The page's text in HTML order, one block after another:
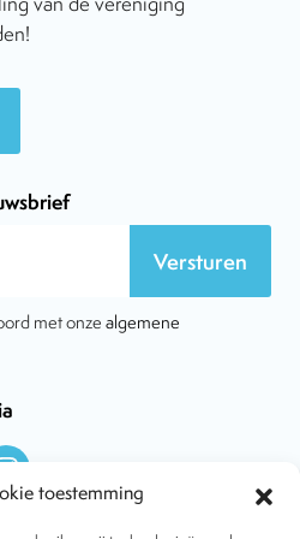
toestemming
Versturen
met onze algemene